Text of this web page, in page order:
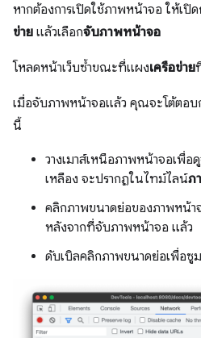
หากต้องการเปิดใช้ภาพหน้าจอ ให้เปิด
ข่าย แล้วเลือกจับภาพหน้าจอ
โหลดหน้าเว็บซ้ำขณะที่แผงเครือข่าย
เมื่อจับภาพหน้าจอแล้ว คุณจะโต้ตอ
นี้
วางเมาส์เหนือภาพหน้าจอเพื่
เหลือง จะปรากฏในไทม์ไลน์ภ
คลิกภาพขนาดย่อของภาพหน้า
หลังจากที่จับภาพหน้าจอ แล้ว
ดับเบิลคลิกภาพขนาดย่อเพื่อซูม